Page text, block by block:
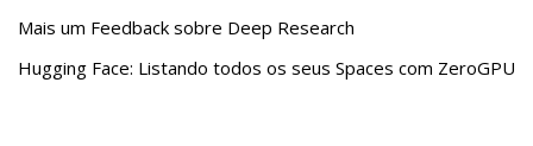
Mais um Feedback sobre Deep Research
Hugging Face: Listando todos os seus Spaces com ZeroGPU